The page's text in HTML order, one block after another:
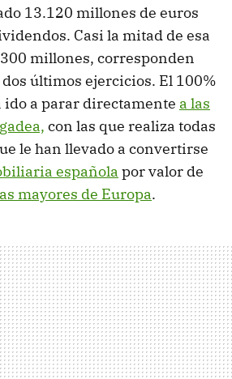
13.120 millones de euros
Casi la mitad de esa
millones, corresponden
últimos ejercicios. El 100%
ido a parar directamente a las
con las que realiza todas
le han llevado a convertirse
española por valor de
mayores de Europa.